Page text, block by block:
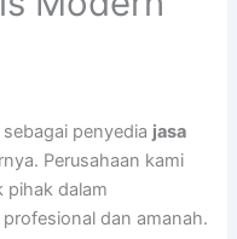
penyedia jasa
Perusahaan kami
pihak dalam
dan amanah.